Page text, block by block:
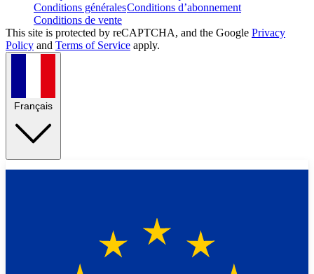
Conditions généralesConditions d’abonnement
Conditions de vente
This site is protected by reCAPTCHA, and the Google Privacy
Policy and Terms of Service apply.
Français